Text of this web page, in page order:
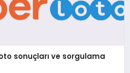
sonuçları ve sorgulama